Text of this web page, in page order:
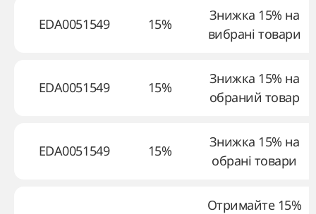
EDA0051549 15%
Знижка 15% на
вибрані товари
EDA0051549 15%
Знижка 15% на
обраний товар
EDA0051549 15%
Знижка 15% на
обрані товари
Отримайте 15%